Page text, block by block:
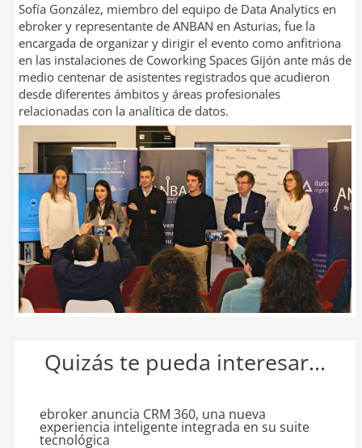
Sofía González, miembro del equipo de Data Analytics en
ebroker y representante de ANBAN en Asturias, fue la
encargada de organizar y dirigir el evento como anfitriona
en las instalaciones de Coworking Spaces Gijón ante más de
medio centenar de asistentes registrados que acudieron
desde diferentes ámbitos y áreas profesionales
relacionadas con la analítica de datos.
Quizás te pueda interesar...
ebroker anuncia CRM 360, una nueva
experiencia inteligente integrada en su suite
tecnológica